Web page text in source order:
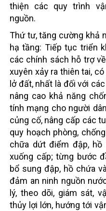
thiện các quy trình
nguồn.
Thứ tư, tăng cường khả
hạ tầng: Tiếp tục triển
các chính sách hỗ trợ
xuyên xảy ra thiên tai,
lở đất, nhất là đối với
nâng cao khả năng
tính mạng cho người
củng cố, nâng cấp các
quy hoạch phòng,
chữa dứt điểm đập,
xuống cấp; từng bước
bổ sung đập, hồ chứa
đảm an ninh nguồn
lý, theo dõi, giám sát,
thủy lợi lớn, hướng tới